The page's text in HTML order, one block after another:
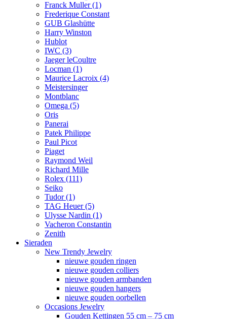
Franck Muller(1)
Frederique Constant
GUB Glashütte
Harry Winston
Hublot
IWC (3)
Jaeger leCoultre
Locman (1)
Maurice Lacroix (4)
Meistersinger
Montblanc
Omega (5)
Oris
Panerai
Patek Philippe
Paul Picot
Piaget
Raymond Weil
Richard Mille
Rolex (111)
Seiko
Tudor(1)
TAG Heuer(5)
Ulysse Nardin (1)
Vacheron Constantin
Zenith
Sieraden
New Trendy Jewelry
nieuwe gouden ringen
nieuwe gouden colliers
nieuwe gouden armbanden
nieuwe gouden hangers
nieuwe gouden oorbellen
Occasions Jewelry
Gouden Kettingen 55 cm – 75 cm